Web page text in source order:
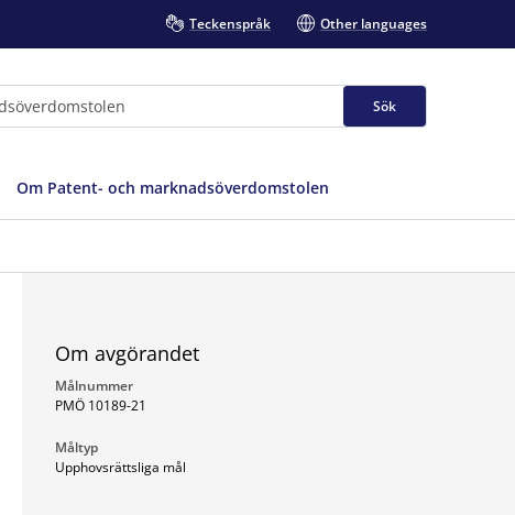
Teckenspråk Other languages
Sök
Om Patent- och marknadsöverdomstolen
Om avgörandet
Målnummer
PMÖ 10189-21
Måltyp
Upphovsrättsliga mål